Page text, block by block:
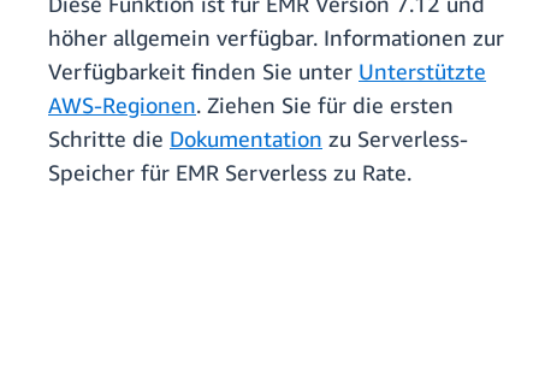
höher allgemein verfügbar. Informationen zur
Verfügbarkeit finden Sie unter Unterstützte
AWS-Regionen. Ziehen Sie für die ersten
Schritte die Dokumentation zu Serverless-
Speicher für EMR Serverless zu Rate.